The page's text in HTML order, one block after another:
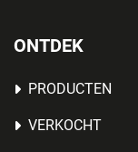
ONTDEK
PRODUCTEN
VERKOCHT